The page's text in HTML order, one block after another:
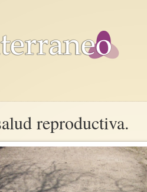
reproductiva.